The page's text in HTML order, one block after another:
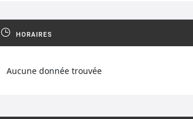
HORAIRES
Aucune donnée trouvée